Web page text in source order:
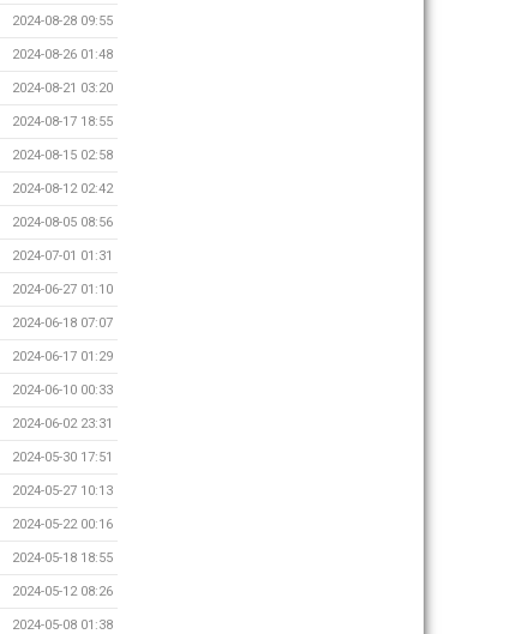
2024-08-28 09:55
2024-08-26 01:48
2024-08-21 03:20
2024-08-17 18:55
2024-08-15 02:58
2024-08-12 02:42
2024-08-05 08:56
2024-07-01 01:31
2024-06-27 01:10
2024-06-18 07:07
2024-06-17 01:29
2024-06-10 00:33
2024-06-02 23:31
2024-05-30 17:51
2024-05-27 10:13
2024-05-22 00:16
2024-05-18 18:55
2024-05-12 08:26
2024-05-08 01:38